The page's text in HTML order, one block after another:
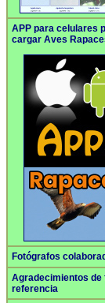
APP para celulares
cargar Aves
Fotógrafos
Agradecimientos de
referencia